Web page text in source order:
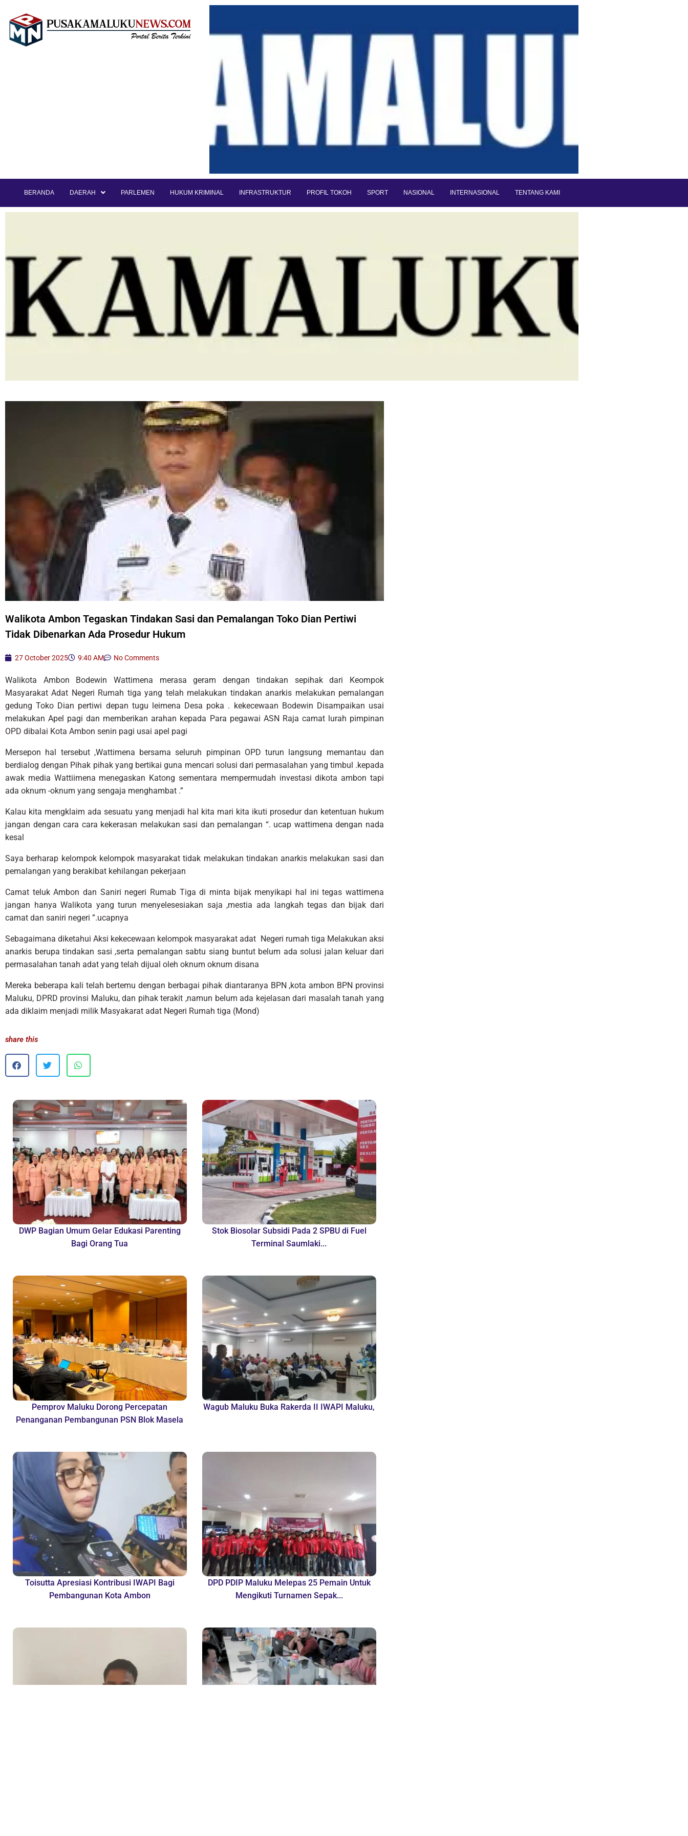
BERANDA DAERAH PARLEMEN HUKUM KRIMINAL INFRASTRUKTUR PROFIL TOKOH SPORT NASIONAL INTERNASIONAL TENTANG KAMI
Walikota Ambon Tegaskan Tindakan Sasi dan Pemalangan Toko Dian Pertiwi
Tidak Dibenarkan Ada Prosedur Hukum
27 October 2025 9:40 AM No Comments
Walikota Ambon Bodewin Wattimena merasa geram dengan tindakan sepihak dari Keompok
Masyarakat Adat Negeri Rumah tiga yang telah melakukan tindakan anarkis melakukan pemalangan
gedung Toko Dian pertiwi depan tugu leimena Desa poka . kekecewaan Bodewin Disampaikan usai
melakukan Apel pagi dan memberikan arahan kepada Para pegawai ASN Raja camat lurah pimpinan
OPD dibalai Kota Ambon senin pagi usai apel pagi
Mersepon hal tersebut ,Wattimena bersama seluruh pimpinan OPD turun langsung memantau dan
berdialog dengan Pihak pihak yang bertikai guna mencari solusi dari permasalahan yang timbul .kepada
awak media Wattiimena menegaskan Katong sementara mempermudah investasi dikota ambon tapi
ada oknum -oknum yang sengaja menghambat .”
Kalau kita mengklaim ada sesuatu yang menjadi hal kita mari kita ikuti prosedur dan ketentuan hukum
jangan dengan cara cara kekerasan melakukan sasi dan pemalangan “. ucap wattimena dengan nada
kesal
Saya berharap kelompok kelompok masyarakat tidak melakukan tindakan anarkis melakukan sasi dan
pemalangan yang berakibat kehilangan pekerjaan
Camat teluk Ambon dan Saniri negeri Rumab Tiga di minta bijak menyikapi hal ini tegas wattimena
jangan hanya Walikota yang turun menyelesesiakan saja ,mestia ada langkah tegas dan bijak dari
camat dan saniri negeri ”.ucapnya
Sebagaimana diketahui Aksi kekecewaan kelompok masyarakat adat Negeri rumah tiga Melakukan aksi
anarkis berupa tindakan sasi ,serta pemalangan sabtu siang buntut belum ada solusi jalan keluar dari
permasalahan tanah adat yang telah dijual oleh oknum oknum disana
Mereka beberapa kali telah bertemu dengan berbagai pihak diantaranya BPN ,kota ambon BPN provinsi
Maluku, DPRD provinsi Maluku, dan pihak terakit ,namun belum ada kejelasan dari masalah tanah yang
ada diklaim menjadi milik Masyakarat adat Negeri Rumah tiga (Mond)
share this
DWP Bagian Umum Gelar Edukasi Parenting
Bagi Orang Tua
Stok Biosolar Subsidi Pada 2 SPBU di Fuel
Terminal Saumlaki...
Pemprov Maluku Dorong Percepatan
Penanganan Pembangunan PSN Blok Masela
Wagub Maluku Buka Rakerda II IWAPI Maluku,
Toisutta Apresiasi Kontribusi IWAPI Bagi
Pembangunan Kota Ambon
DPD PDIP Maluku Melepas 25 Pemain Untuk
Mengikuti Turnamen Sepak...